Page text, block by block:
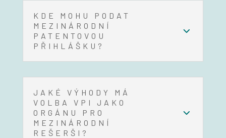
KDE MOHU PODAT
MEZINÁRODNÍ
PATENTOVOU
PŘIHLÁŠKU?
JAKÉ VÝHODY MÁ
VOLBA VPI JAKO
ORGÁNU PRO
MEZINÁRODNÍ
REŠERŠI?